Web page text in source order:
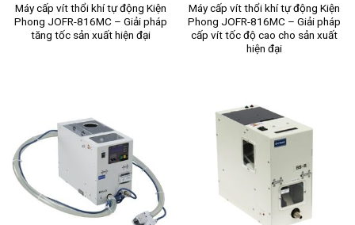
Máy cấp vít thổi khí tự động Kiện
Phong JOFR-816MC – Giải pháp
tăng tốc sản xuất hiện đại
Máy cấp vít thổi khí tự động Kiện
Phong JOFR-816MC – Giải pháp
cấp vít tốc độ cao cho sản xuất
hiện đại